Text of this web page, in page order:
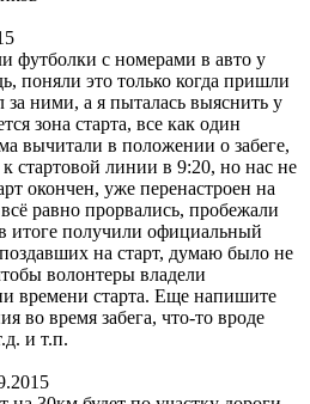
футболки с номерами в авто у
поняли это только когда пришли
за ними, а я пыталась выяснить у
зона старта, все как один
вычитали в положении о забеге,
стартовой линии в 9:20, но нас не
окончен, уже перенастроен на
равно прорвались, пробежали
итоге получили официальный
на старт, думаю было не
волонтеры владели
времени старта. Еще напишите
во время забега, что-то вроде
и т.п.